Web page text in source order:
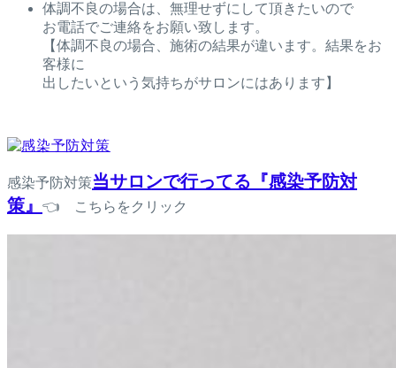
体調不良の場合は、無理せずにして頂きたいので
お電話でご連絡をお願い致します。
【体調不良の場合、施術の結果が違います。結果をお
客様に
出したいという気持ちがサロンにはあります】
感染予防対策当サロンで行ってる『感染予防対
策』
👈 こちらをクリック